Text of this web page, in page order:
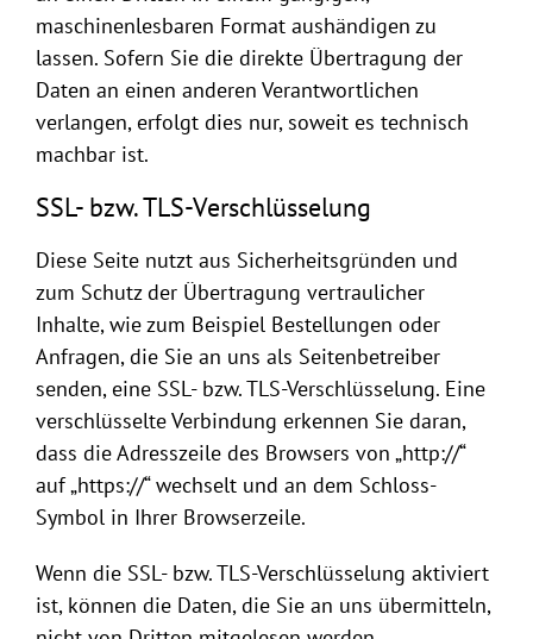
maschinenlesbaren Format aushändigen zu
lassen. Sofern Sie die direkte Übertragung der
Daten an einen anderen Verantwortlichen
verlangen, erfolgt dies nur, soweit es technisch
machbar ist.
SSL- bzw. TLS-Verschlüsselung
Diese Seite nutzt aus Sicherheitsgründen und
zum Schutz der Übertragung vertraulicher
Inhalte, wie zum Beispiel Bestellungen oder
Anfragen, die Sie an uns als Seitenbetreiber
senden, eine SSL- bzw. TLS-Verschlüsselung. Eine
verschlüsselte Verbindung erkennen Sie daran,
dass die Adresszeile des Browsers von „http://“
auf „https://“ wechselt und an dem Schloss-
Symbol in Ihrer Browserzeile.
Wenn die SSL- bzw. TLS-Verschlüsselung aktiviert
ist, können die Daten, die Sie an uns übermitteln,